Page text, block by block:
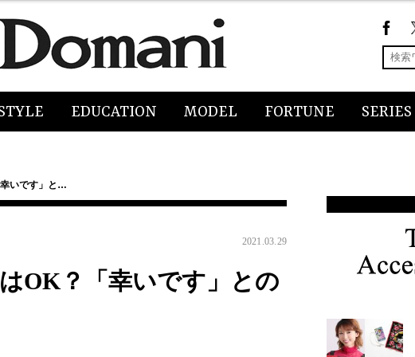
EDUCATION MODEL FORTUNE SERIES
いです」と…
2021.03.29
OK？「幸いです」との